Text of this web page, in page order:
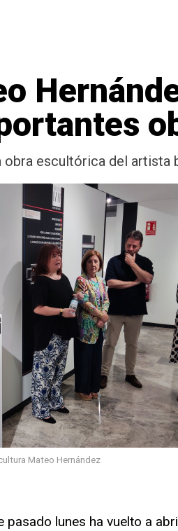
escultórica del artista
Mateo Hernández
lunes ha vuelto a